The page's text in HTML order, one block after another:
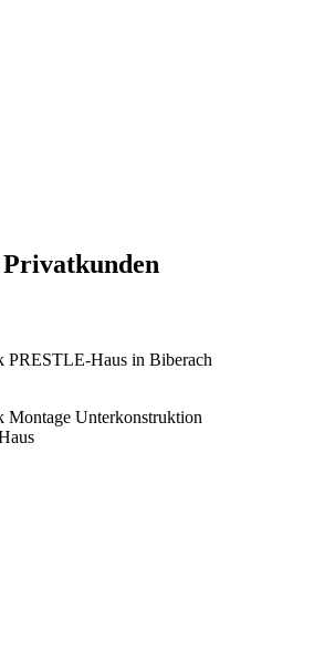
Privatkunden
PRESTLE-Haus in Biberach
Montage Unterkonstruktion